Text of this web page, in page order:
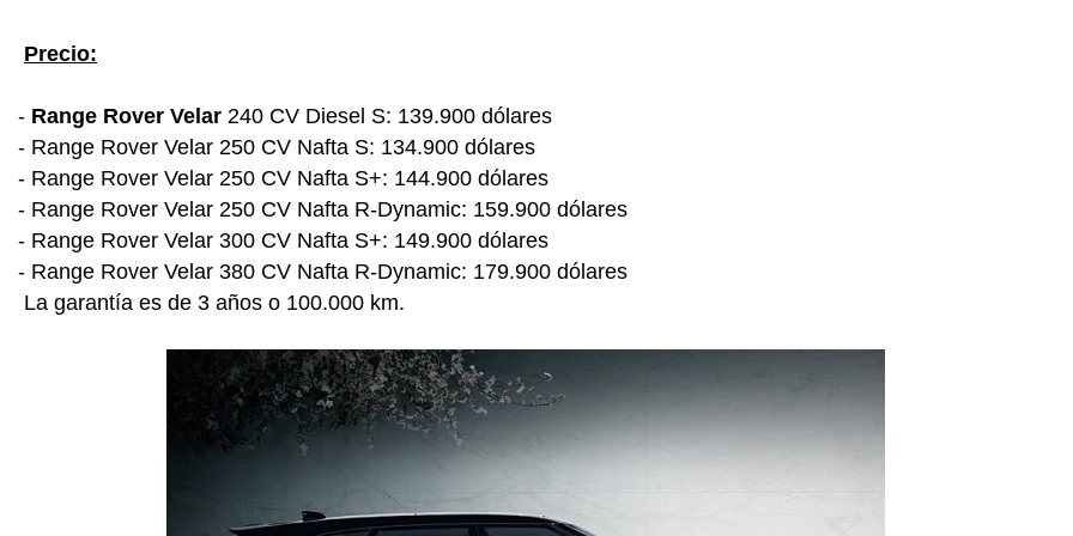
Precio:
- Range Rover Velar 240 CV Diesel S: 139.900 dólares
- Range Rover Velar 250 CV Nafta S: 134.900 dólares
- Range Rover Velar 250 CV Nafta S+: 144.900 dólares
- Range Rover Velar 250 CV Nafta R-Dynamic: 159.900 dólares
- Range Rover Velar 300 CV Nafta S+: 149.900 dólares
- Range Rover Velar 380 CV Nafta R-Dynamic: 179.900 dólares
La garantía es de 3 años o 100.000 km.